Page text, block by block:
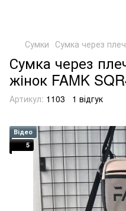
Сумки Сумка через
Сумка через
жінок FAMK
Артикул: 1103 1 відгук
Відео
5